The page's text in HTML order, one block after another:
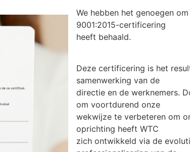
We hebben het genoegen
9001:2015-certificering
heeft behaald.
Deze certificering is het
samenwerking van de
directie en de werknemers.
om voortdurend onze
wekwijze te verbeteren om
oprichting heeft WTC
zich ontwikkeld via de